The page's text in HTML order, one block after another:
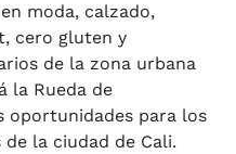
moda, calzado,
cero gluten y
de la zona urbana
la Rueda de
oportunidades para los
la ciudad de Cali.